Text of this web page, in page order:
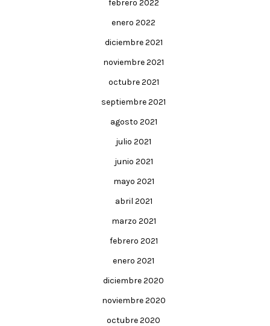
febrero 2022
enero 2022
diciembre 2021
noviembre 2021
octubre 2021
septiembre 2021
agosto 2021
julio 2021
junio 2021
mayo 2021
abril 2021
marzo 2021
febrero 2021
enero 2021
diciembre 2020
noviembre 2020
octubre 2020